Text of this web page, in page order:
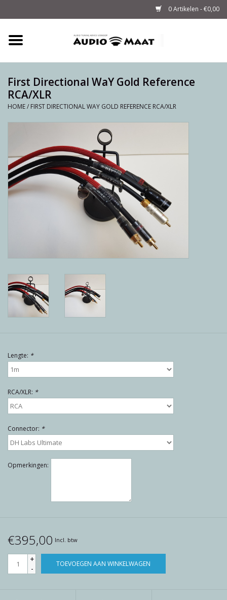
0 Artikelen - €0,00
Tuning
M-WAY Cables &
Sale
Merken
First Directional WaY Gold Reference
RCA/XLR
HOME/ FIRST DIRECTIONAL WAY GOLD REFERENCE RCA/XLR
Lengte: *
RCA/XLR: *
Connector: *
Opmerkingen:
€395,00 Incl. btw
+
-
TOEVOEGEN AAN WINKELWAGEN